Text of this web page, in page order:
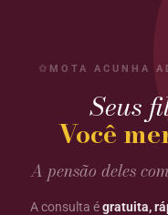
MOTA ACUNHA
Seus
Você
A pensão deles
A consulta égratuita,